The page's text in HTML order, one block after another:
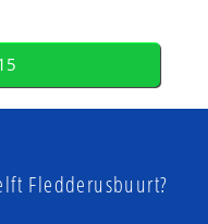
Fledderusbuurt?